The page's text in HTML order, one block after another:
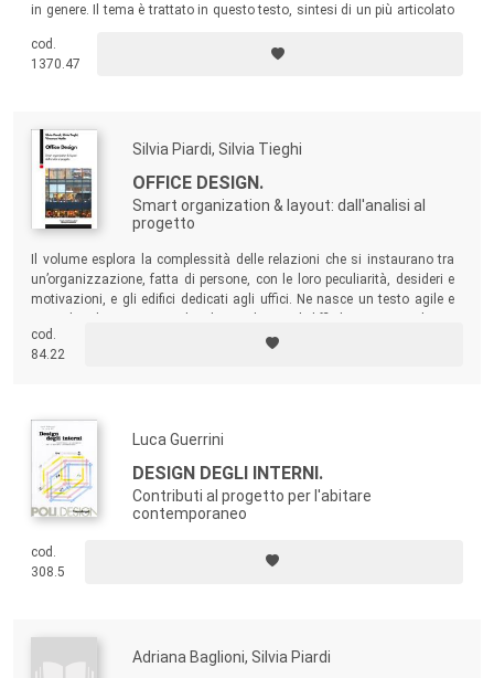
in genere. Il tema è trattato in questo testo, sintesi di un più articolato
residenzialità temporanea per la mobilità sanitaria a Milano.
cod.
1370.47
Silvia Piardi, Silvia Tieghi
OFFICE DESIGN.
Smart organization & layout: dall'analisi al
progetto
Il volume esplora la complessità delle relazioni che si instaurano tra
un’organizzazione, fatta di persone, con le loro peculiarità, desideri e
motivazioni, e gli edifici dedicati agli uffici. Ne nasce un testo agile e
dall’analisi del caso concreto, alle soluzioni progettuali.
cod.
84.22
Luca Guerrini
DESIGN DEGLI INTERNI.
Contributi al progetto per l'abitare
contemporaneo
cod.
308.5
Adriana Baglioni, Silvia Piardi